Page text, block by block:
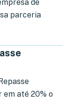
de
parceria
até 20% o